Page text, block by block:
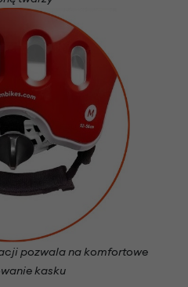
pozwala na komfortowe
kasku